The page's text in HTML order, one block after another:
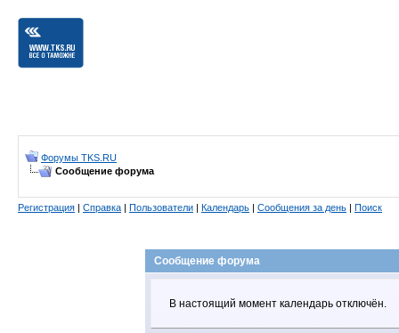
Форумы TKS.RU
Сообщение форума
Регистрация | Справка | Пользователи | Календарь | Сообщения за день | Поиск
Сообщение форума
В настоящий момент календарь отключён.